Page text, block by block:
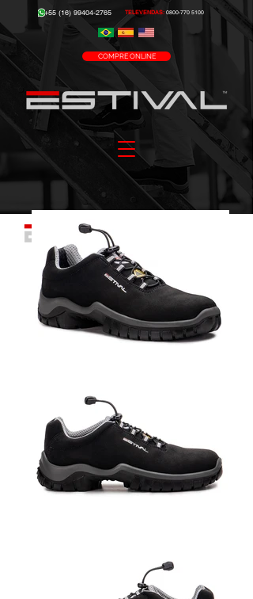
+55 (16) 99404-2765 TELEVENDAS: 0800-770 5100
COMPRE ONLINE